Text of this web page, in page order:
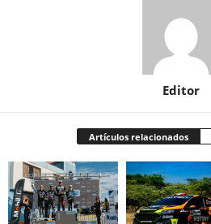
Editor
Artículos relacionados